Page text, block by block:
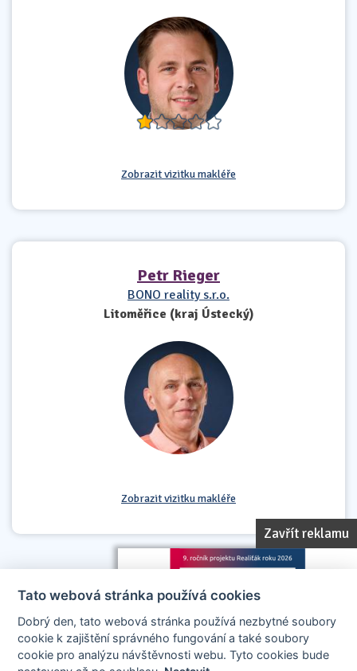
Zavřít reklamu
Zobrazit vizitku makléře
Petr Rieger
BONO reality s.r.o.
Litoměřice (kraj Ústecký)
Zobrazit vizitku makléře
Tato webová stránka používá cookies
Dobrý den, tato webová stránka používá nezbytné soubory
cookie k zajištění správného fungování a také soubory
cookie pro analýzu návštěvnosti webu. Tyto cookies bude